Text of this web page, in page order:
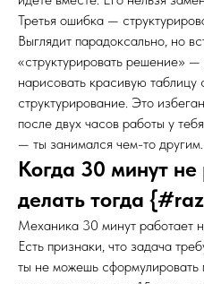
Третья ошибка —
Выглядит парадоксально, но
«структурировать решение» —
нарисовать красивую
структурирование. Это
после двух часов работы у
— ты занимался чем-то другим.
Когда 30 минут
делать тогда
Механика 30 минут работает
Есть признаки, что задача
ты не можешь сформулировать